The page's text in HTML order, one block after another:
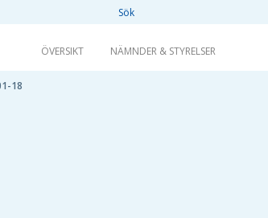
ÖVERSIKT NÄMNDER & STYRELSER
18